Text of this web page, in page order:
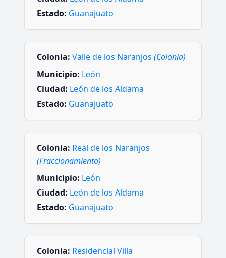
Estado: Guanajuato
Colonia: Valle de los Naranjos (Colonia)
Municipio: León
Ciudad: León de los Aldama
Estado: Guanajuato
Colonia: Real de los Naranjos
(Fraccionamiento)
Municipio: León
Ciudad: León de los Aldama
Estado: Guanajuato
Colonia: Residencial Villa